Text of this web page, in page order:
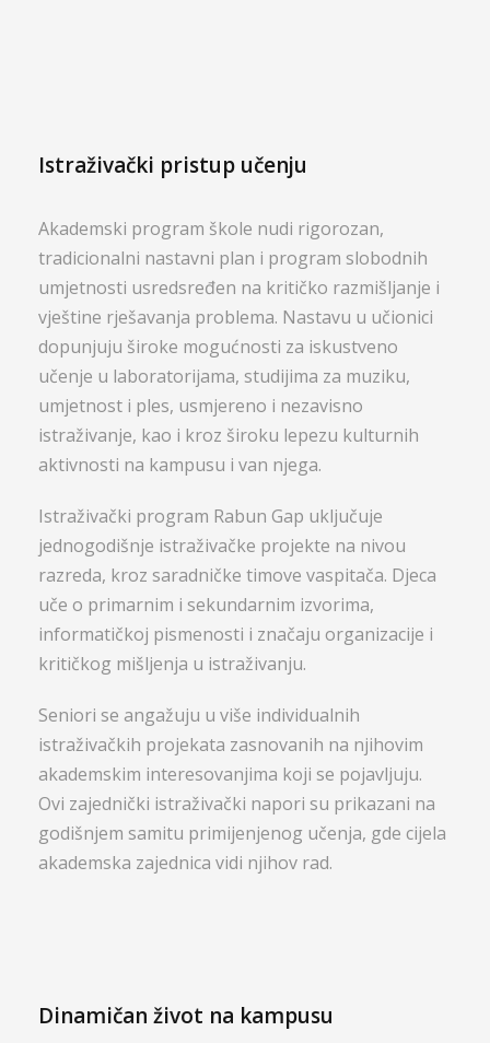
Istraživački pristup učenju
Akademski program škole nudi rigorozan,
tradicionalni nastavni plan i program slobodnih
umjetnosti usredsređen na kritičko razmišljanje i
vještine rješavanja problema. Nastavu u učionici
dopunjuju široke mogućnosti za iskustveno
učenje u laboratorijama, studijima za muziku,
umjetnost i ples, usmjereno i nezavisno
istraživanje, kao i kroz široku lepezu kulturnih
aktivnosti na kampusu i van njega.
Istraživački program Rabun Gap uključuje
jednogodišnje istraživačke projekte na nivou
razreda, kroz saradničke timove vaspitača. Djeca
uče o primarnim i sekundarnim izvorima,
informatičkoj pismenosti i značaju organizacije i
kritičkog mišljenja u istraživanju.
Seniori se angažuju u više individualnih
istraživačkih projekata zasnovanih na njihovim
akademskim interesovanjima koji se pojavljuju.
Ovi zajednički istraživački napori su prikazani na
godišnjem samitu primijenjenog učenja, gde cijela
akademska zajednica vidi njihov rad.
Dinamičan život na kampusu